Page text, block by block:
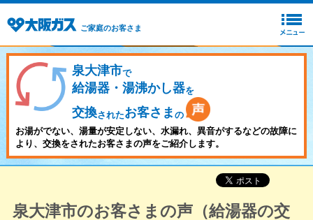
ご家庭のお客さま
泉大津市で
給湯器・湯沸かし器を
交換されたお客さま の
お湯がでない、湯量が安定しない、水漏れ、異音がするなどの故障に
より、交換をされたお客さまの声をご紹介します。
泉大津市のお客さまの声（給湯器の交